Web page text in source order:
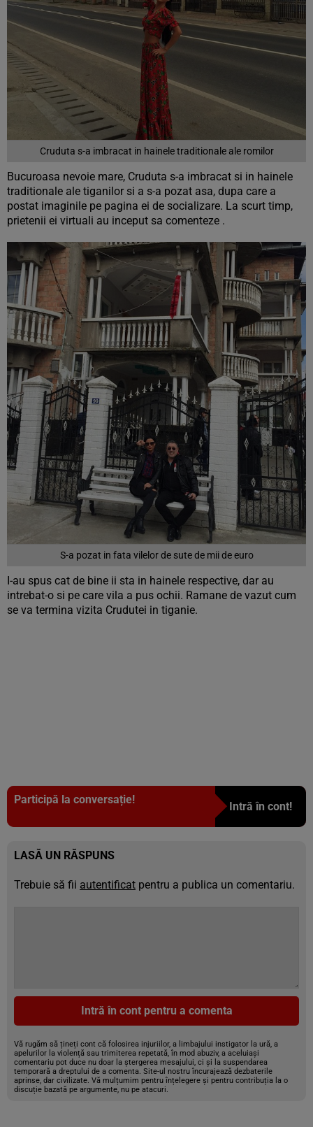
Cruduta s-a imbracat in hainele traditionale ale romilor
Bucuroasa nevoie mare, Cruduta s-a imbracat si in hainele
traditionale ale tiganilor si a s-a pozat asa, dupa care a
postat imaginile pe pagina ei de socializare. La scurt timp,
prietenii ei virtuali au inceput sa comenteze .
S-a pozat in fata vilelor de sute de mii de euro
I-au spus cat de bine ii sta in hainele respective, dar au
intrebat-o si pe care vila a pus ochii. Ramane de vazut cum
se va termina vizita Crudutei in tiganie.
Participă la conversație!
Intră în cont!
LASĂ UN RĂSPUNS
Trebuie să fii autentificat pentru a publica un comentariu.
Intră în cont pentru a comenta
Vă rugăm să țineți cont că folosirea injuriilor, a limbajului instigator la ură, a
apelurilor la violență sau trimiterea repetată, în mod abuziv, a aceluiași
comentariu pot duce nu doar la ștergerea mesajului, ci și la suspendarea
temporară a dreptului de a comenta. Site-ul nostru încurajează dezbaterile
aprinse, dar civilizate. Vă mulțumim pentru înțelegere și pentru contribuția la o
discuție bazată pe argumente, nu pe atacuri.